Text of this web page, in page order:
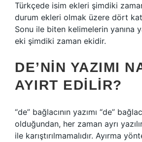
Türkçede isim ekleri şimdiki
durum ekleri olmak üzere dört
Sonu ile biten kelimelerin yanına
eki şimdiki zaman ekidir.
DE’NIN YAZIMI
AYIRT EDILIR?
“de” bağlacının yazımı “de”
olduğundan, her zaman ayrı
ile karıştırılmamalıdır. Ayırma